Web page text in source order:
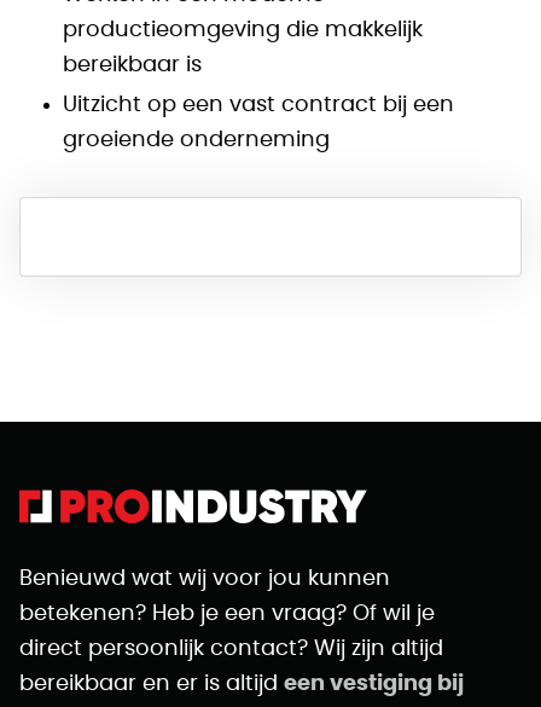
productieomgeving die makkelijk
bereikbaar is
Uitzicht op een vast contract bij een
groeiende onderneming
Benieuwd wat wij voor jou kunnen
betekenen? Heb je een vraag? Of wil je
direct persoonlijk contact? Wij zijn altijd
bereikbaar en er is altijd een vestiging bij